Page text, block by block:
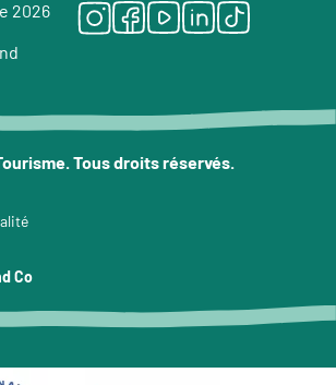
2026
Instagram
Facebook
Youtube
LinkedIn
Tiktok
Tous droits réservés.
Co